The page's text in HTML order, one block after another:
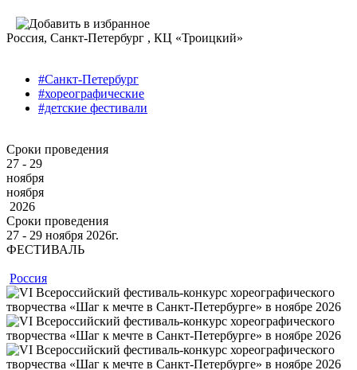
Россия, Санкт-Петербург , КЦ «Троицкий»
#Санкт-Петербург
#хореографические
#детские фестивали
Сроки проведения
27 - 29
ноября
ноября
2026
Сроки проведения
27 ‐ 29 ноября 2026г.
ФЕСТИВАЛЬ
Россия